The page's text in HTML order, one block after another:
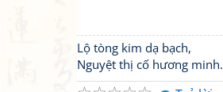
Lộ tòng kim dạ bạch,
Nguyệt thị cố hương minh.